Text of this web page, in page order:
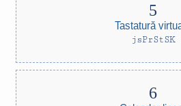
Tastatură
jsPrStSK